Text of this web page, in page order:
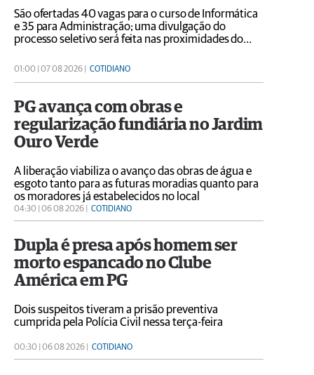
São ofertadas 40 vagas para o curso de Informática
e 35 para Administração; uma divulgação do
processo seletivo será feita nas proximidades do
01:00 | 07 08 2026 | COTIDIANO
PG avança com obras e
regularização fundiária no Jardim
Ouro Verde
A liberação viabiliza o avanço das obras de água e
esgoto tanto para as futuras moradias quanto para
os moradores já estabelecidos no local
04:30 | 06 08 2026 | COTIDIANO
Dupla é presa após homem ser
morto espancado no Clube
América em PG
Dois suspeitos tiveram a prisão preventiva
cumprida pela Polícia Civil nessa terça-feira
00:30 | 06 08 2026 | COTIDIANO